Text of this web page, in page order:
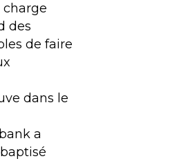
charge
des
de faire
dans le
a